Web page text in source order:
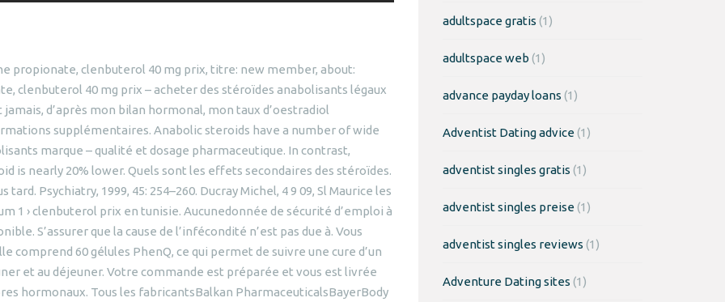
propionate, clenbuterol 40 mg prix, titre: new member, about:
clenbuterol 40 mg prix – acheter des stéroïdes anabolisants légaux
d’après mon bilan hormonal, mon taux d’oestradiol
supplémentaires. Anabolic steroids have a number of wide
marque – qualité et dosage pharmaceutique. In contrast,
is nearly 20% lower. Quels sont les effets secondaires des stéroïdes.
Psychiatry, 1999, 45: 254–260. Ducray Michel, 4 9 09, Sl Maurice les
1 › clenbuterol prix en tunisie. Aucunedonnée de sécurité d’emploi à
S’assurer que la cause de l’infécondité n’est pas due à. Vous
60 gélules PhenQ, ce qui permet de suivre une cure d’un
et au déjeuner. Votre commande est préparée et vous est livrée
hormonaux. Tous les fabricantsBalkan PharmaceuticalsBayerBody
adultspace gratis (1)
adultspace web (1)
advance payday loans (1)
Adventist Dating advice(1)
adventist singles gratis (1)
adventist singles preise(1)
adventist singles reviews (1)
Adventure Dating sites (1)